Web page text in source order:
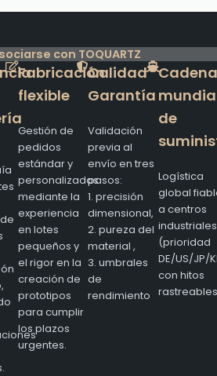
con TOQUARTZ
Fabricación
flexible
Gestión de
pedidos
estándar y
personalizados
mediante la
experiencia
en lotes
pequeños y
el rigor en la
creación de
prototipos
para cumplir
los plazos
urgentes.
Calidad
Garantía
Validación
previa al
envío en tres
pasos:
1. precisión
dimensional,
2. pureza del
material ,
3. umbrales
de
rendimiento
Cadena
de
Logística
global
a centros
industriales
(prioridad
DE/US/JP/
con hitos